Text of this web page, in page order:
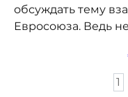
обсуждать тему
Евросоюза. Ведь
1